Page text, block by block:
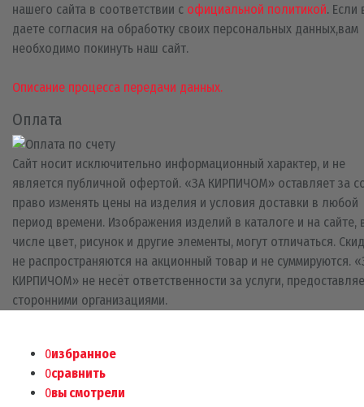
нашего сайта в соответствии с официальной политикой. Если
даете согласия на обработку своих персональных данных,вам
необходимо покинуть наш сайт.
Описание процесса передачи данных.
Оплата
Сайт носит исключительно информационный характер, и не
является публичной офертой. «ЗА КИРПИЧОМ» оставляет за
право изменять цены на изделия и условия доставки в любой
период времени. Изображения изделий в каталоге и на сайте,
числе цвет, рисунок и другие элементы, могут отличаться.
не распространяются на акционный товар и не суммируются.
КИРПИЧОМ» не несёт ответственности за услуги,
сторонними организациями.
0избранное
0сравнить
0вы смотрели